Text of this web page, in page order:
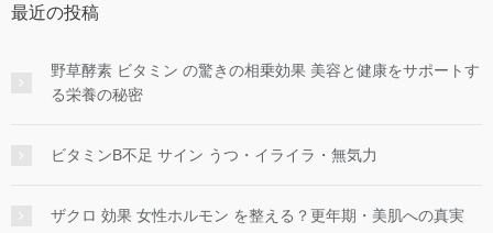
最近の投稿
野草酵素 ビタミン の驚きの相乗効果 美容と健康をサポートす
る栄養の秘密
ビタミンB不足 サイン うつ・イライラ・無気力
ザクロ 効果 女性ホルモン を整える？更年期・美肌への真実